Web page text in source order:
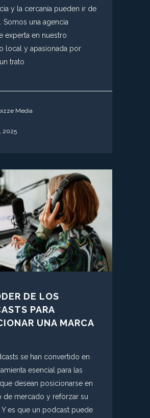
y la cercanía pueden ir de
Somos una agencia
experta en nuestro
local y apasionada por
trato
Media
2025
DE LOS
PARA
UNA MARCA
se han convertido en
esencial para las
desean posicionarse en
de mercado y reforzar su
Y es que un podcast puede